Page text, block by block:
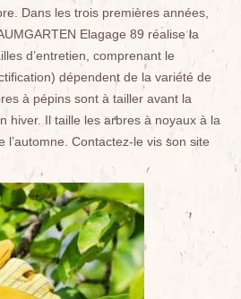
Dans les trois premières années,
Elagage 89 réalise la
d’entretien, comprenant le
dépendent de la variété de
à pépins sont à tailler avant la
hiver. Il taille les arbres à noyaux à la
l’automne. Contactez-le vis son site